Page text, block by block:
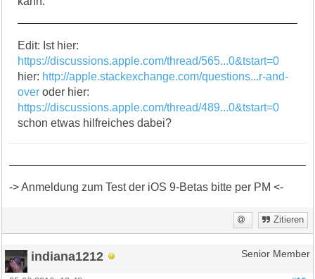
Edit: Ist hier:
https://discussions.apple.com/thread/565...0&tstart=0
hier: http://apple.stackexchange.com/questions...r-and-
over oder hier:
https://discussions.apple.com/thread/489...0&tstart=0
schon etwas hilfreiches dabei?
-> Anmeldung zum Test der iOS 9-Betas bitte per PM <-
Zitieren
indiana1212 Senior Member